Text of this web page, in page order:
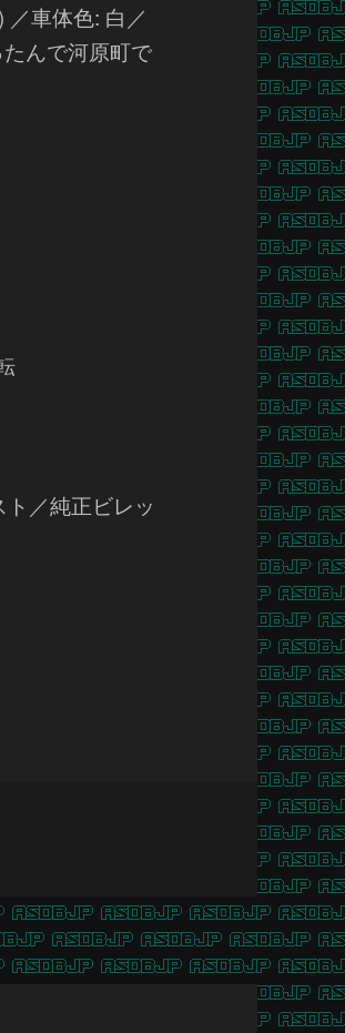
車体色: 白／
んで河原町で
／純正ビレッ